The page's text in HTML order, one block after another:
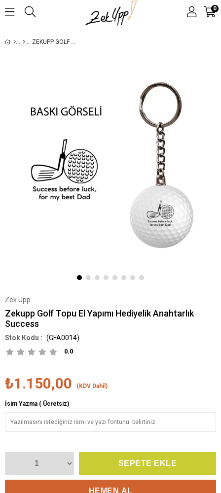
0
ZEKUPP GOLF TOPU EL YAPIMI HEDIYELIK ANAHTARLIK SUCCESS
Zek Upp
Zekupp Golf Topu El Yapımı Hediyelik Anahtarlık
Success
(GFA0014)
0.0
₺1.150,00 (KDV Dahil)
İsim Yazma ( Ücretsiz)